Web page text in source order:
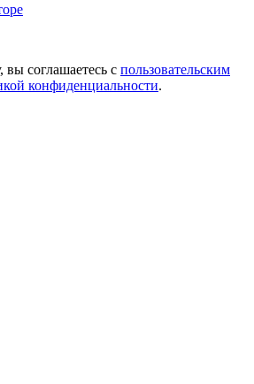
вы соглашаетесь с пользовательским
конфиденциальности.